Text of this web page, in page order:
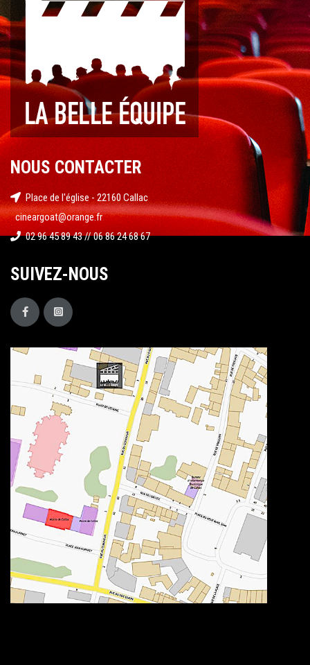
NOUS CONTACTER
Place de l'église - 22160 Callac
cineargoat@orange.fr
02 96 45 89 43 // 06 86 24 68 67
SUIVEZ-NOUS